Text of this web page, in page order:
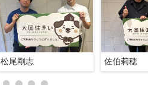
松尾剛志 佐伯莉穂